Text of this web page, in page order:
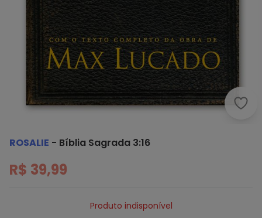
ROSALIE - Bíblia Sagrada 3:16
R$ 39,99
Produto indisponível